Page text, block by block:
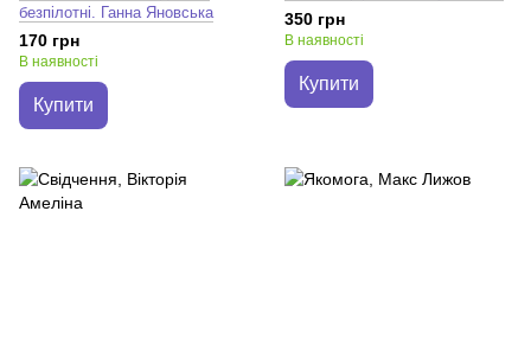
безпілотні. Ганна Яновська
170 грн
В наявності
Купити
350 грн
В наявності
Купити